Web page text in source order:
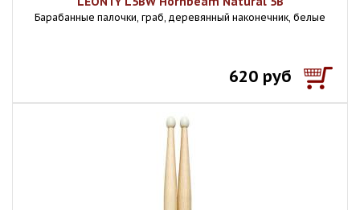
Барабанные палочки, граб, деревянный наконечник, белые
620 руб